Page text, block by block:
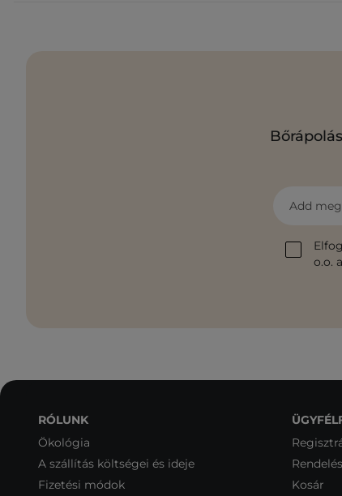
Add
o.o.
RÓLUNK
Ökológia
A szállítás költségei és ideje
Fizetési módok
Kosár